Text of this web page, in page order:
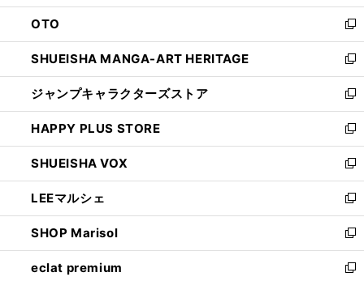
ウ
で
開
く
ン
ド
ウ
で
開
く
OTO
新
し
い
ウ
ィ
ン
ド
ウ
で
開
く
SHUEISHA MANGA-ART HERITAGE
新
し
い
ウ
ィ
ン
ド
ウ
で
開
く
ジャンプキャラクターズストア
新
し
い
ウ
ィ
ン
ド
ウ
で
開
く
HAPPY PLUS STORE
新
し
い
ウ
ィ
ン
ド
ウ
で
SHUEISHA VOX
新
し
い
ウ
ィ
ン
ド
LEEマルシェ
新
し
い
ウ
ィ
SHOP Marisol
新
し
い
eclat premium
新